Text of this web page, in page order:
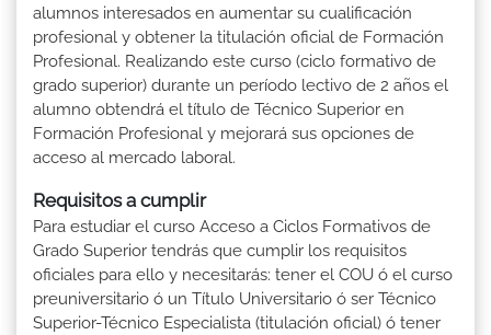
alumnos interesados en aumentar su cualificación
profesional y obtener la titulación oficial de Formación
Profesional. Realizando este curso (ciclo formativo de
grado superior) durante un período lectivo de 2 años el
alumno obtendrá el título de Técnico Superior en
Formación Profesional y mejorará sus opciones de
acceso al mercado laboral.
Requisitos a cumplir
Para estudiar el curso Acceso a Ciclos Formativos de
Grado Superior tendrás que cumplir los requisitos
oficiales para ello y necesitarás: tener el COU ó el curso
preuniversitario ó un Título Universitario ó ser Técnico
Superior-Técnico Especialista (titulación oficial) ó tener